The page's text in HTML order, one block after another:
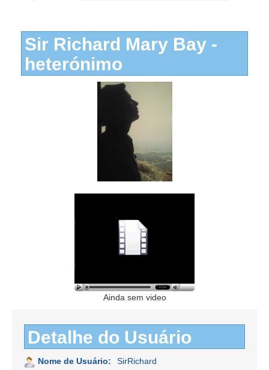
Sir Richard Mary Bay -
heterónimo
Ainda sem video
Detalhe do Usuário
Nome de Usuário:
SirRichard